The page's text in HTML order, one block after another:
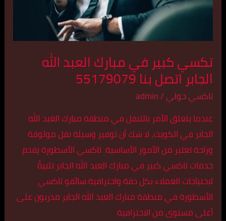
تكسي كبير في مبارك العبد الله
الجابر اتصل بنا 55179079
تاكسي حولي/
admin
عندما يتعلق الأمر بالتنقل في منطقة مبارك العبد الله
الجابر في الكويت، لا شك أن توفير وسيلة نقل موثوقة
وراحة تعتبر من الأمور الأساسية. تاكسي الأسطورة يقدم
خدمات تاكسي كبير في مبارك العبد الله الجابر تلبيةً
لاحتياجات العملاء بكل دقة واحترافية.سائقو تاكسي
الأسطورة في منطقة مبارك العبد الله الجابر مدربون على
أعلى مستوى من الاحترافية
الجابر
بنا
55179079